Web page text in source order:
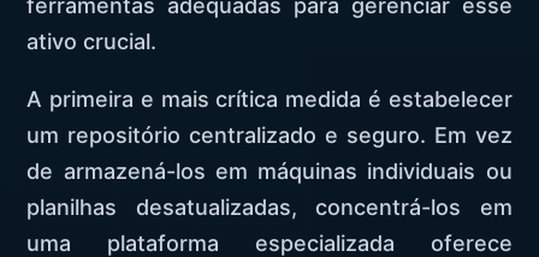
ferramentas adequadas para gerenciar esse
ativo crucial.
A primeira e mais crítica medida é estabelecer
um repositório centralizado e seguro. Em vez
de armazená-los em máquinas individuais ou
planilhas desatualizadas, concentrá-los em
uma plataforma especializada oferece